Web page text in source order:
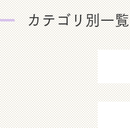
カテゴリ別一覧